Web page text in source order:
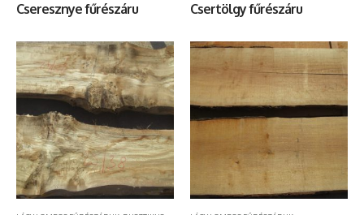
Cseresznye fűrészáru Csertölgy fűrészáru